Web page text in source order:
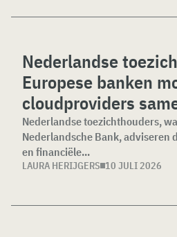
Nederlandse
Europese banken
cloudproviders
Nederlandse toezichthouders,
Nederlandsche Bank, adviseren
en financiële...
LAURA HERIJGERS 10 JULI 2026